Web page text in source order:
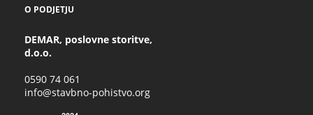
O PODJETJU
DEMAR, poslovne storitve,
d.o.o.
0590 74 061
info@stavbno-pohistvo.org